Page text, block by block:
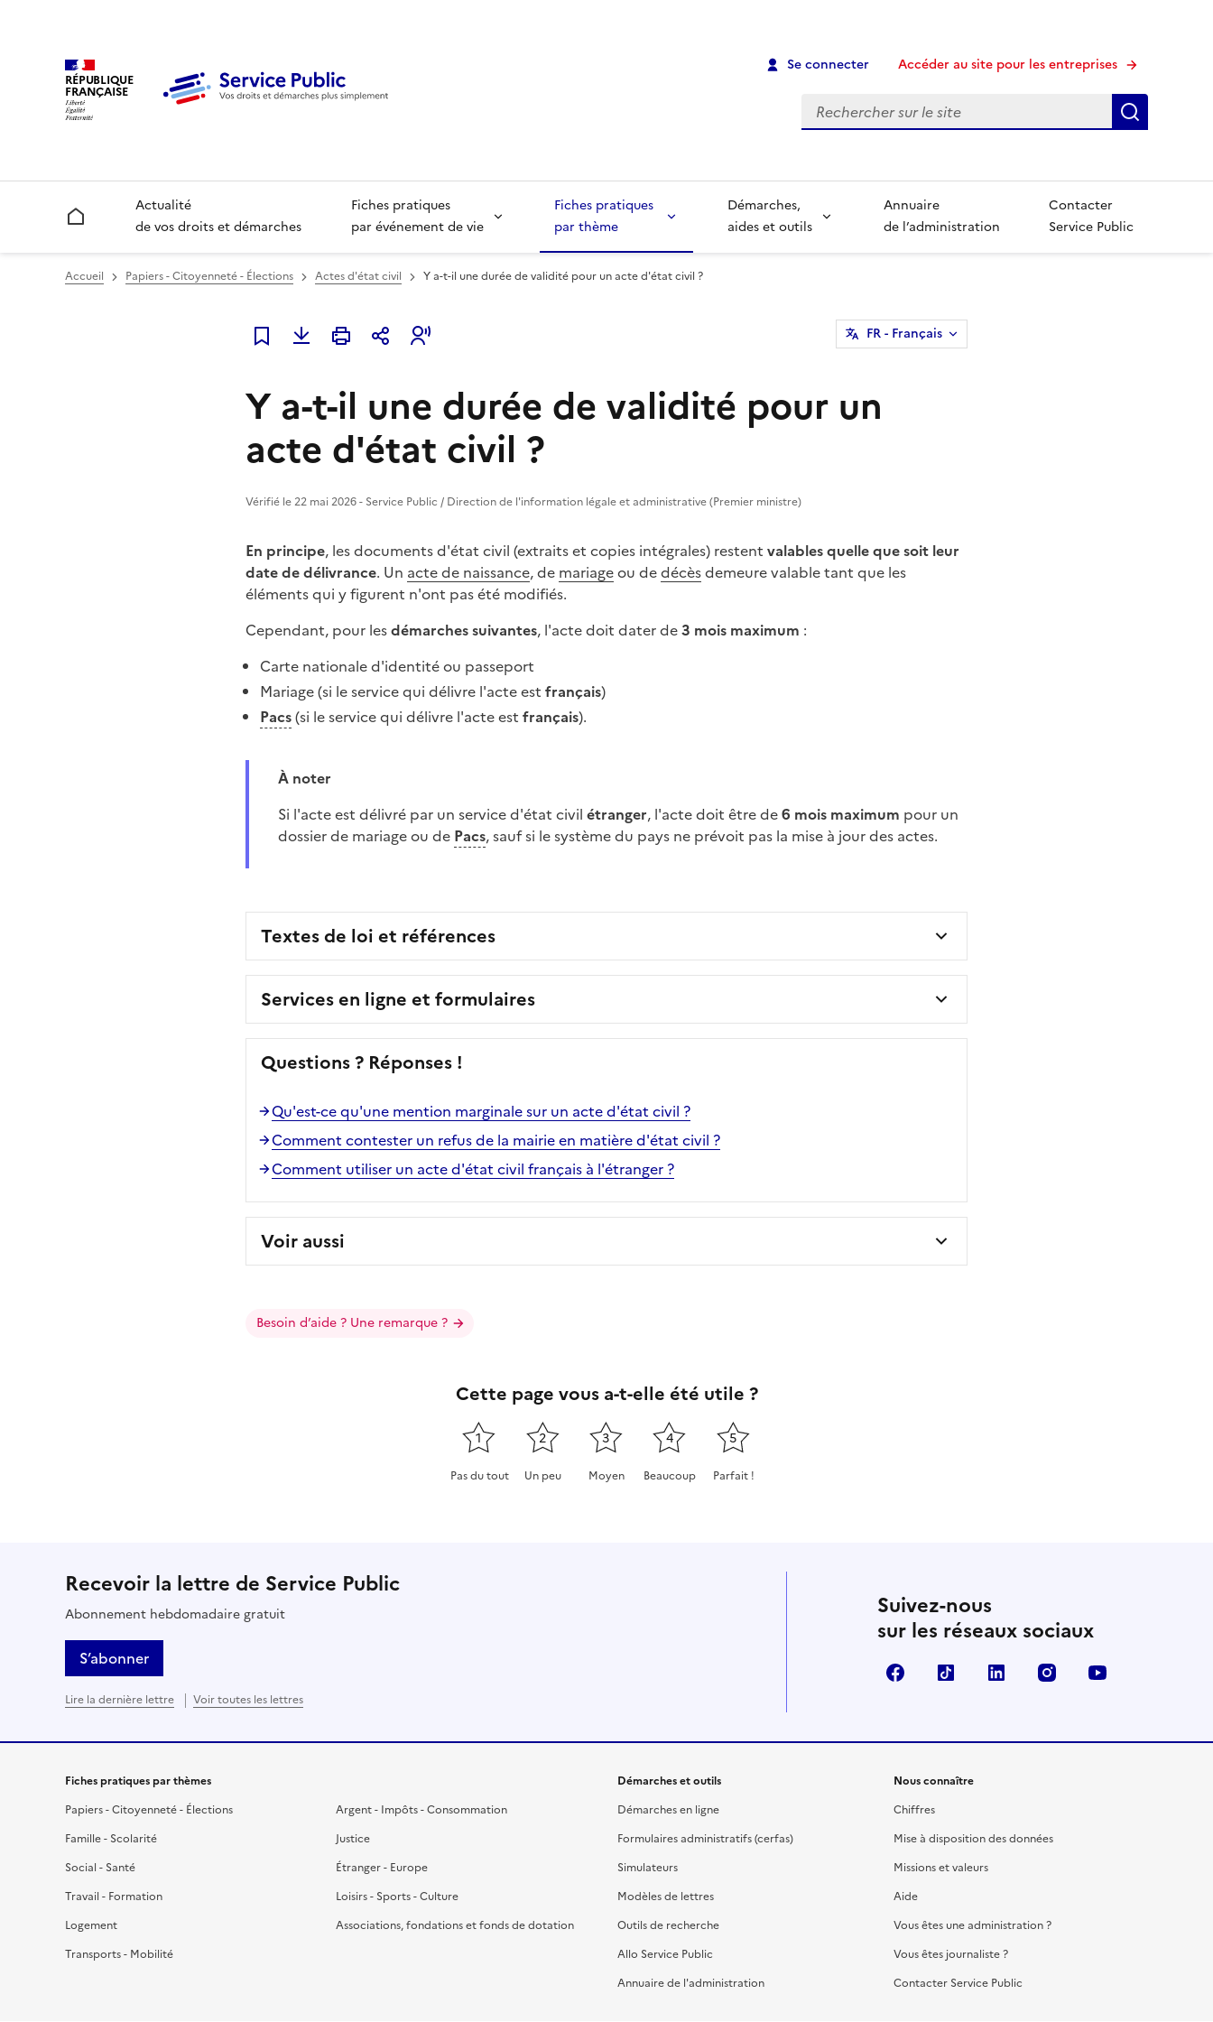
RÉPUBLIQUE
FRANÇAISE
Se connecter Accéder au site pour les entreprises
Recherche
Accueil
Actualité
de vos droits et démarches
Fiches pratiques
par événement de vie
Fiches pratiques
par thème
Démarches,
aides et outils
Annuaire
de l’administration
Contacter
Service Public
Accueil Papiers - Citoyenneté - Élections Actes d'état civil Y a-t-il une durée de validité pour un acte d'état civil ?
Ajouter à mes favoris
FR- Français
Y a-t-il une durée de validité pour un
acte d'état civil ?
Vérifié le 22 mai 2026 - Service Public / Direction de l'information légale et administrative (Premier ministre)
En principe, les documents d'état civil (extraits et copies intégrales) restent valables quelle que soit leur
date de délivrance. Un acte de naissance, de mariageou dedécèsdemeure valable tant que les
éléments qui y figurent n'ont pas été modifiés.
Cependant, pour lesdémarches suivantes, l'acte doit dater de3 mois maximum :
Carte nationale d'identité ou passeport
Mariage (si le service qui délivre l'acte est français)
Pacs(si le service qui délivre l'acte est français).
À noter
Si l'acte est délivré par un service d'état civil étranger, l'acte doit être de6 mois maximum pour un
dossier de mariage ou de Pacs, sauf si le système du pays ne prévoit pas la mise à jour des actes.
Textes de loi et références
Services en ligne et formulaires
Questions ? Réponses !
Qu'est-ce qu'une mention marginale sur un acte d'état civil ?
Comment contester un refus de la mairie en matière d'état civil ?
Comment utiliser un acte d'état civil français à l'étranger ?
Voir aussi
Besoin d’aide ? Une remarque ?
Cette page vous a-t-elle été utile ?
1
Pas du tout
2
Un peu
3
Moyen
4
Beaucoup
5
Parfait !
Recevoir la lettre de Service Public
Abonnement hebdomadaire gratuit
S’abonner
Lire la dernière lettre Voir toutes les lettres
Suivez-nous
sur les réseaux sociaux
FacebookTikTok LinkedIn Instagram
Fiches pratiques par thèmes
Papiers - Citoyenneté - Élections
Famille - Scolarité
Social - Santé
Travail - Formation
Logement
Transports - Mobilité
Argent - Impôts - Consommation
Justice
Étranger - Europe
Loisirs - Sports - Culture
Associations, fondations et fonds de dotation
Démarches et outils
Démarches en ligne
Formulaires administratifs (cerfas)
Simulateurs
Modèles de lettres
Outils de recherche
Allo Service Public
Annuaire de l'administration
Nous connaître
Chiffres
Mise à disposition des données
Missions et valeurs
Aide
Vous êtes une administration ?
Vous êtes journaliste ?
Contacter Service Public